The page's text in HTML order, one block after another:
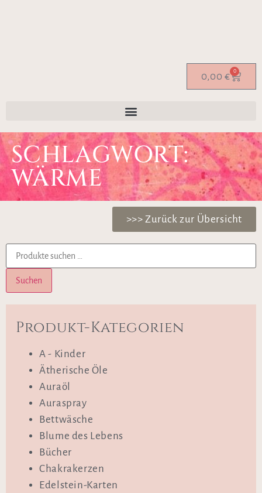
0,00 € 0
SCHLAGWORT:
WÄRME
>>> Zurück zur Übersicht
Suchen
Produkt-Kategorien
A - Kinder
Ätherische Öle
Auraöl
Auraspray
Bettwäsche
Blume des Lebens
Bücher
Chakrakerzen
Edelstein-Karten